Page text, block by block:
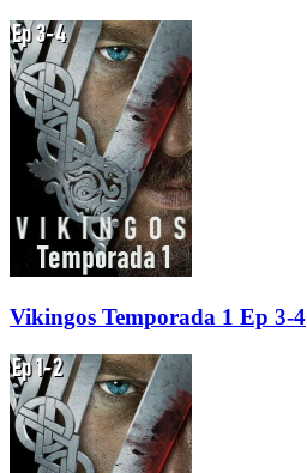
Vikingos Temporada 1 Ep 3-4